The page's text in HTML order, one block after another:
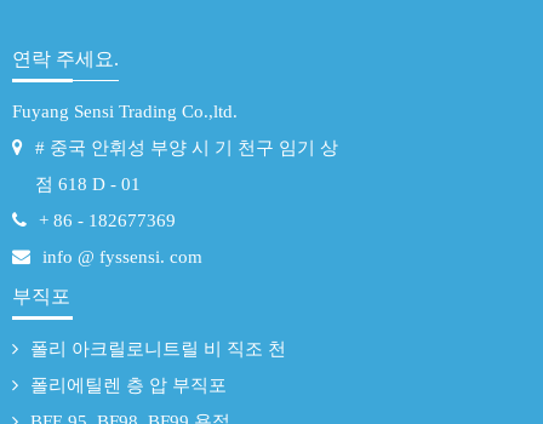
연락 주세요.
Fuyang Sensi Trading Co.,ltd.
# 중국 안휘성 부양 시 기 천구 임기 상
점 618 D - 01
+ 86 - 182677369
info @ fyssensi. com
부직포
폴리 아크릴로니트릴 비 직조 천
폴리에틸렌 층 압 부직포